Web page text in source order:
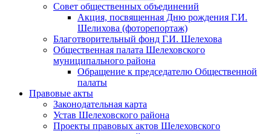
Совет общественных объединений
Акция, посвященная Дню рождения Г.И.
Шелихова (фоторепортаж)
Благотворительный фонд Г.И. Шелехова
Общественная палата Шелеховского
муниципального района
Обращение к председателю Общественной
палаты
Правовые акты
Законодательная карта
Устав Шелеховского района
Проекты правовых актов Шелеховского